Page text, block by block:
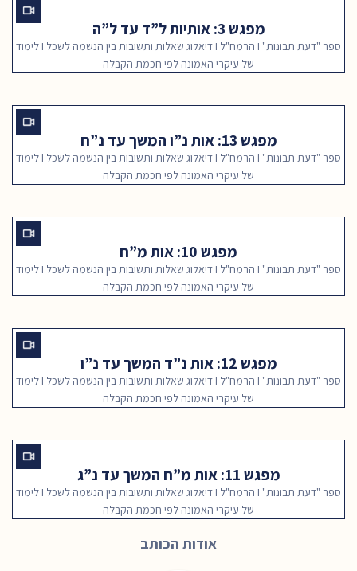
מפגש 3: אותיות ל”ד עד ל”ה
ספר "דעת תבונות" I הרמח"ל I דיאלוג שאלות ותשובות בין הנשמה לשכל I לימוד
של עיקרי האמונה לפי חכמת הקבלה
מפגש 13: אות נ”ו המשך עד נ”ח
ספר "דעת תבונות" I הרמח"ל I דיאלוג שאלות ותשובות בין הנשמה לשכל I לימוד
של עיקרי האמונה לפי חכמת הקבלה
מפגש 10: אות מ”ח
ספר "דעת תבונות" I הרמח"ל I דיאלוג שאלות ותשובות בין הנשמה לשכל I לימוד
של עיקרי האמונה לפי חכמת הקבלה
מפגש 12: אות נ”ד המשך עד נ”ו
ספר "דעת תבונות" I הרמח"ל I דיאלוג שאלות ותשובות בין הנשמה לשכל I לימוד
של עיקרי האמונה לפי חכמת הקבלה
מפגש 11: אות מ”ח המשך עד נ”ג
ספר "דעת תבונות" I הרמח"ל I דיאלוג שאלות ותשובות בין הנשמה לשכל I לימוד
של עיקרי האמונה לפי חכמת הקבלה
אודות הכותב